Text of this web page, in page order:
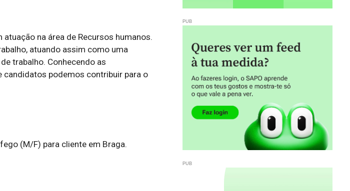
na área de Recursos humanos.
atuando assim como uma
trabalho. Conhecendo as
podemos contribuir para o
(M/F) para cliente em Braga.